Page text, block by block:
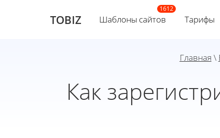
TOBIZ Шаблоны сайтов Тарифы
Главная \
Как